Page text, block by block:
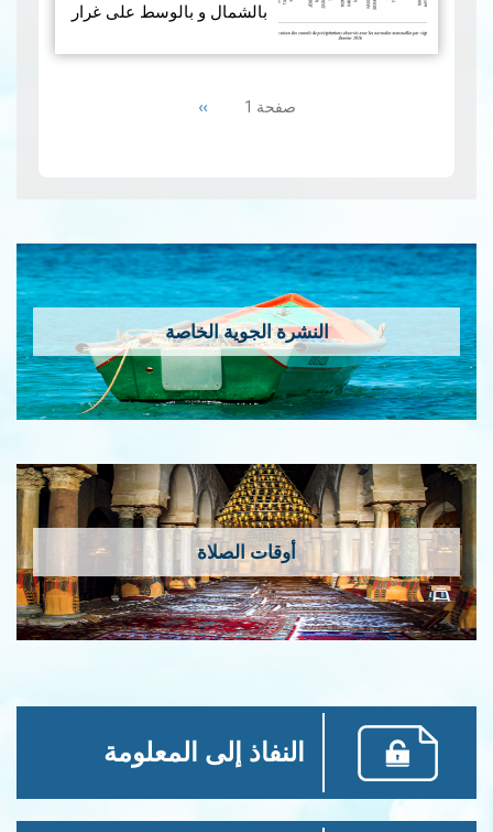
بالشمال و بالوسط على غرار
جانفي 2026 مما أدى إلى
من…
قراءة المزيد صفحة 1 Next
››
النشرة الجوية الخاصة
أوقات الصلاة
النفاذ إلى المعلومة